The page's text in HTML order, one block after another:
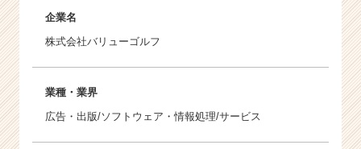
企業名
株式会社バリューゴルフ
業種・業界
広告・出版/ソフトウェア・情報処理/サービス